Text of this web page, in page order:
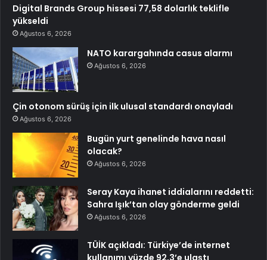
Digital Brands Group hissesi 77,58 dolarlık teklifle
yükseldi
Ağustos 6, 2026
NATO karargahında casus alarmı
Ağustos 6, 2026
Çin otonom sürüş için ilk ulusal standardı onayladı
Ağustos 6, 2026
Bugün yurt genelinde hava nasıl
olacak?
Ağustos 6, 2026
Seray Kaya ihanet iddialarını reddetti:
Sahra Işık’tan olay gönderme geldi
Ağustos 6, 2026
TÜİK açıkladı: Türkiye’de internet
kullanımı yüzde 92,3’e ulaştı